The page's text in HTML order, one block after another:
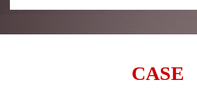
CASE